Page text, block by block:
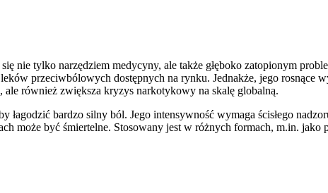
się nie tylko narzędziem medycyny, ale także głęboko zatopionym
przeciwbólowych dostępnych na rynku. Jednakże, jego rosnące
również zwiększa kryzys narkotykowy na skalę globalną.
łagodzić bardzo silny ból. Jego intensywność wymaga ścisłego
może być śmiertelne. Stosowany jest w różnych formach, m.in. jako